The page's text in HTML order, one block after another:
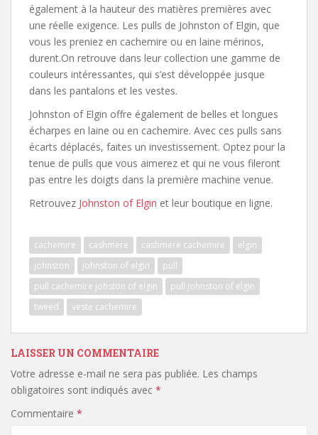
également à la hauteur des matières premières avec
une réelle exigence. Les pulls de Johnston of Elgin, que
vous les preniez en cachemire ou en laine mérinos,
durent.On retrouve dans leur collection une gamme de
couleurs intéressantes, qui s’est développée jusque
dans les pantalons et les vestes.
Johnston of Elgin offre également de belles et longues
écharpes en laine ou en cachemire. Avec ces pulls sans
écarts déplacés, faites un investissement. Optez pour la
tenue de pulls que vous aimerez et qui ne vous fileront
pas entre les doigts dans la première machine venue.
Retrouvez Johnston of Elgin et leur boutique en ligne.
cachemire cashmere cashmere cachemire
elgin
johnston
Johnston of elgin
pull
pull cachemire johston of elgin
pull johnston of elgin
tweed
veste cachemire
LAISSER UN COMMENTAIRE
Votre adresse e-mail ne sera pas publiée. Les champs
obligatoires sont indiqués avec *
Commentaire *